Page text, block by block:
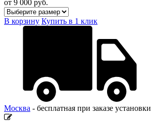
от 9 000 руб.
В корзину Купить в 1 клик
Москва - бесплатная при заказе установки